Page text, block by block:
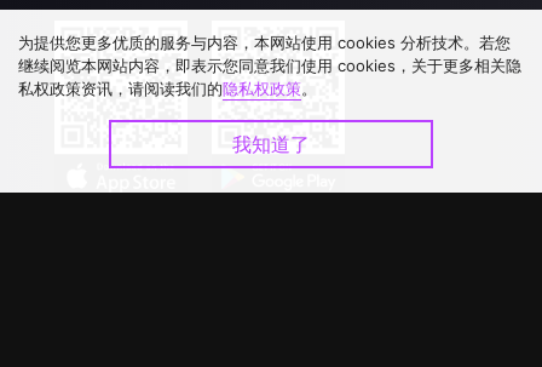
为提供您更多优质的服务与内容，本网站使用 cookies 分析技术。若您
继续阅览本网站内容，即表示您同意我们使用 cookies，关于更多相关隐
私权政策资讯，请阅读我们的隐私权政策。
我知道了